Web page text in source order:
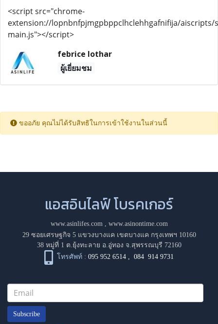
<script src="chrome-
extension://lopnbnfpjmgpbppclhclehhgafnifija/aiscripts/
main.js"></script>
febrice lothar
ผู้เยี่ยมชม
ขออภัย คุณไม่ได้รับสิทธิในการเข้าใช้งานในส่วนนี้
แอสอินไลฟ์ โบรคเกอร์
www.asinlifes.com, www.asinontime.com
29 ซอยเศรษฐกิจ 5 แขวงบางแค เขตบางแค กรุงเทพฯ 10160
38 หมู่ที่ 1 ต.ยุ้งทะลาย อ.อู่ทอง จ.สุพรรณบุรี 72160
โทรศัพท์ : 095 952 6514 ,084 914 9731
Subscribe